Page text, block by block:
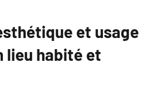
et usage
lieu habité et